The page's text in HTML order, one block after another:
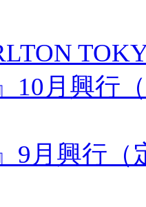
10月興行
9月興行